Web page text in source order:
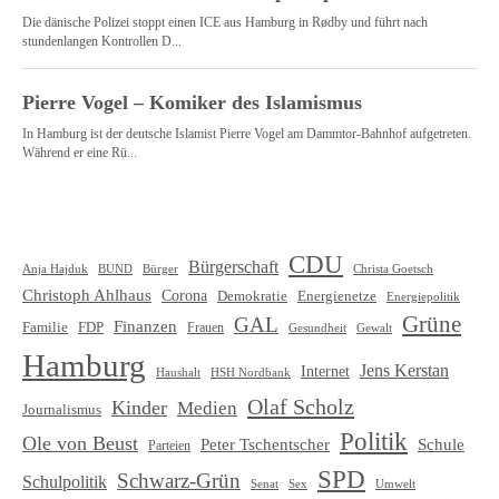
Anja Hajduk BUND Bürger Bürgerschaft CDU Christa Goetsch
Christoph Ahlhaus Corona Demokratie Energienetze Energiepolitik
Familie FDP Finanzen Frauen GAL Gesundheit Gewalt Grüne
Hamburg Haushalt HSH Nordbank Internet Jens Kerstan
Journalismus Kinder Medien Olaf Scholz
Ole von Beust Parteien Peter Tschentscher Politik
Schule
Schulpolitik Schwarz-Grün Senat Sex SPD Umwelt